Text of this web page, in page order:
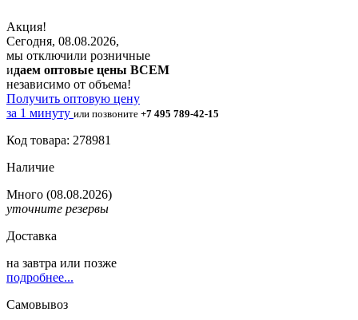
Акция!
Сегодня, 08.08.2026,
мы отключили розничные
идаем оптовые цены ВСЕМ
независимо от объема!
Получить оптовую цену
за 1 минуту или позвоните +7 495 789-42-15
Код товара: 278981
Наличие
Много (08.08.2026)
уточните резервы
Доставка
на завтра или позже
подробнее...
Самовывоз